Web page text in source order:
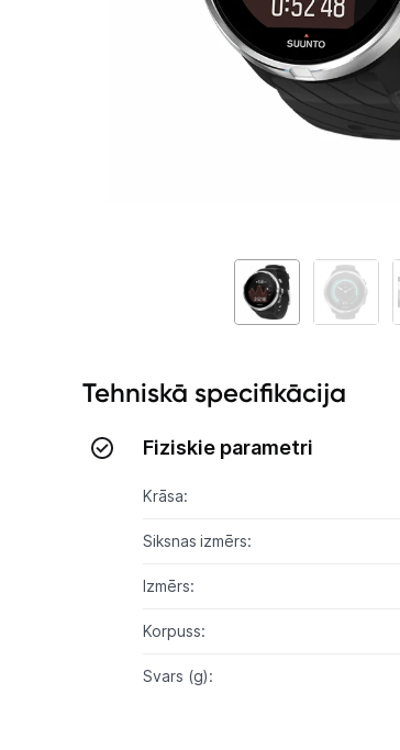
Tehniskā specifikācija
Fiziskie parametri
Krāsa:
Siksnas izmērs:
Izmērs:
Korpuss:
Svars (g):